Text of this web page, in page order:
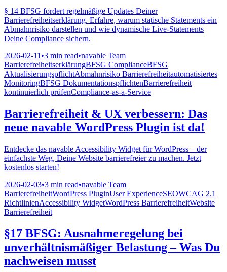
§ 14 BFSG fordert regelmäßige Updates Deiner
Barrierefreiheitserklärung. Erfahre, warum statische Statements ein
Abmahnrisiko darstellen und wie dynamische Live-Statements
Deine Compliance sichern.
2026-02-11 •3 min read•navable Team
BarrierefreiheitserklärungBFSG ComplianceBFSG
AktualisierungspflichtAbmahnrisiko Barrierefreiheitautomatisiertes
MonitoringBFSG DokumentationspflichtenBarrierefreiheit
kontinuierlich prüfenCompliance-as-a-Service
Barrierefreiheit & UX verbessern: Das
neue navable WordPress Plugin ist da!
Entdecke das navable Accessibility Widget für WordPress – der
einfachste Weg, Deine Website barrierefreier zu machen. Jetzt
kostenlos starten!
2026-02-03•3 min read•navable Team
BarrierefreiheitWordPress PluginUser ExperienceSEOWCAG 2.1
RichtlinienAccessibility WidgetWordPress BarrierefreiheitWebsite
Barrierefreiheit
§17 BFSG: Ausnahmeregelung bei
unverhältnismäßiger Belastung – Was Du
nachweisen musst